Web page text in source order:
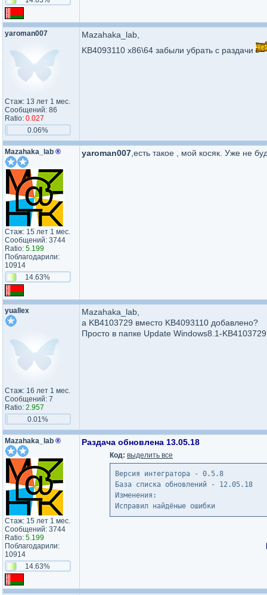
yaroman007
Стаж: 13 лет 1 мес.
Сообщений: 86
Ratio: 0.027
0.06%
Mazahaka_lab,
KB4093110 x86\64 забыли убрать с раздачи
Mazahaka_lab ®
Стаж: 15 лет 1 мес.
Сообщений: 3744
Ratio: 5.199
Поблагодарили:
10914
14.63%
yaroman007 ,есть такое , мой косяк. Уже не
yuallex
Стаж: 16 лет 1 мес.
Сообщений: 7
Ratio: 2.957
0.01%
Mazahaka_lab,
а KB4103729 вместо KB4093110 добавлено?
Просто в папке Update Windows8.1-
Mazahaka_lab ®
Стаж: 15 лет 1 мес.
Сообщений: 3744
Ratio: 5.199
Поблагодарили:
10914
14.63%
Раздача обновлена 13.05.18
Код: выделить все
Версия интегратора - 0.5.8
База списка обновлений - 12.05.18
Изменения:
Исправил найдёные ошибки